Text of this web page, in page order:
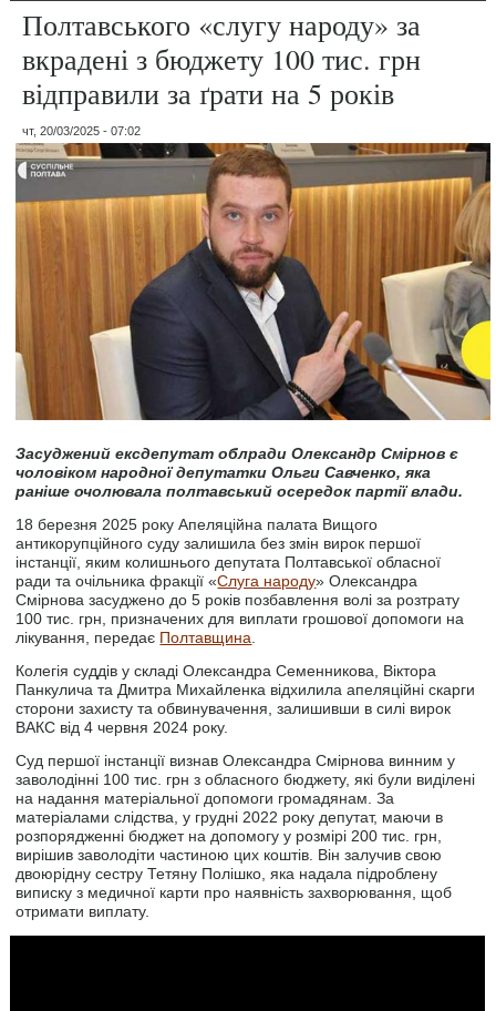
Полтавського «слугу народу» за
вкрадені з бюджету 100 тис. грн
відправили за ґрати на 5 років
чт, 20/03/2025 - 07:02
Засуджений ексдепутат облради Олександр Смірнов є
чоловіком народної депутатки Ольги Савченко, яка
раніше очолювала полтавський осередок партії влади.
18 березня 2025 року Апеляційна палата Вищого
антикорупційного суду залишила без змін вирок першої
інстанції, яким колишнього депутата Полтавської обласної
ради та очільника фракції «Слуга народу» Олександра
Смірнова засуджено до 5 років позбавлення волі за розтрату
100 тис. грн, призначених для виплати грошової допомоги на
лікування, передає Полтавщина
Колегія суддів у складі Олександра Семенникова, Віктора
Панкулича та Дмитра Михайленка відхилила апеляційні скарги
сторони захисту та обвинувачення, залишивши в силі вирок
ВАКС від 4 червня 2024 року.
Суд першої інстанції визнав Олександра Смірнова винним у
заволодінні 100 тис. грн з обласного бюджету, які були виділені
на надання матеріальної допомоги громадянам. За
матеріалами слідства, у грудні 2022 року депутат, маючи в
розпорядженні бюджет на допомогу у розмірі 200 тис. грн,
вирішив заволодіти частиною цих коштів. Він залучив свою
двоюрідну сестру Тетяну Полішко, яка надала підроблену
виписку з медичної карти про наявність захворювання, щоб
отримати виплату.